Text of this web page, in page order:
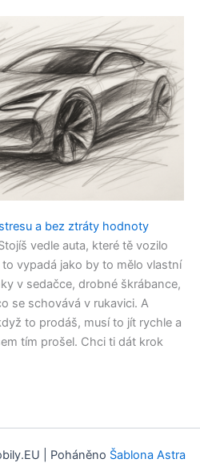
a bez ztráty hodnoty
vedle auta, které tě vozilo
vypadá jako by to mělo vlastní
v sedačce, drobné škrábance,
se schovává v rukavici. A
to prodáš, musí to jít rychle a
tím prošel. Chci ti dát krok
| Poháněno Šablona Astra